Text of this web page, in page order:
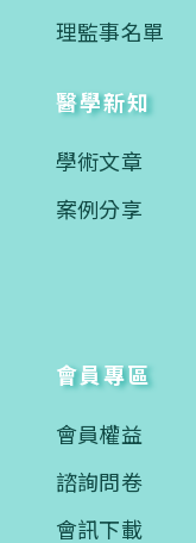
理監事名單
醫學新知
學術文章
案例分享
會員專區
會員權益
諮詢問卷
會訊下載